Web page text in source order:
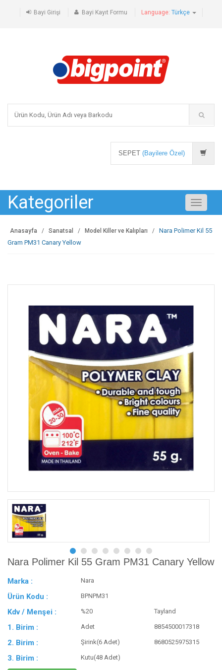
Bayi Girişi Bayi Kayıt Formu Language: Türkçe
SEPET (Bayilere Özel)
Kategoriler
Toggle
Anasayfa Sanatsal Model Killer ve Kalıpları
Nara Polimer Kil 55
Gram PM31 Canary Yellow
Nara Polimer Kil 55 Gram PM31 Canary Yellow
Marka : Nara
Ürün Kodu : BPNPM31
Kdv / Menşei : %20 Tayland
1. Birim : Adet 8854500017318
2. Birim : Şirink(6 Adet) 8680525975315
3. Birim : Kutu(48 Adet)